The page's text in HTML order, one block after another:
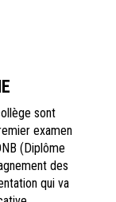
sont
examen
(Diplôme
des
qui va